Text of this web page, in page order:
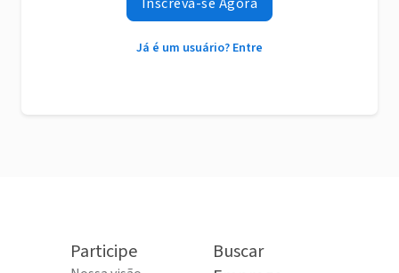
Já é um usuário? Entre
Participe
Buscar